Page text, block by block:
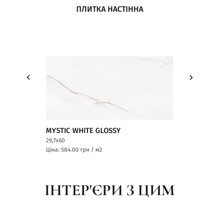
ПЛИТКА НАСТІННА
MYSTIC WHITE GLOSSY
29,7x60
Ціна: 584.00 грн / м2
ІНТЕР'ЄРИ З ЦИМ